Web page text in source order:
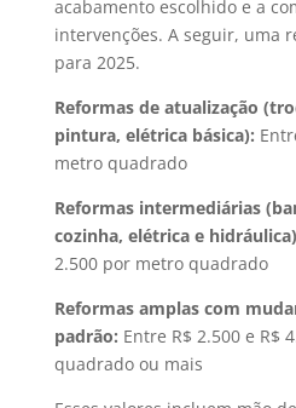
acabamento escolhido e a
intervenções. A seguir, uma
para 2025.
Reformas de atualização
pintura, elétrica básica):
metro quadrado
Reformas intermediárias
cozinha, elétrica e
2.500 por metro quadrado
Reformas amplas com
padrão: Entre R$ 2.500 e R$
quadrado ou mais